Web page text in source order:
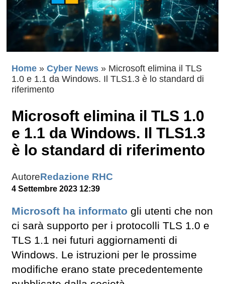
Home » Cyber News » Microsoft elimina il TLS
1.0 e 1.1 da Windows. Il TLS1.3 è lo standard di
riferimento
Microsoft elimina il TLS 1.0
e 1.1 da Windows. Il TLS1.3
è lo standard di riferimento
AutoreRedazione RHC
4 Settembre 2023 12:39
Microsoft ha informato gli utenti che non
ci sarà supporto per i protocolli TLS 1.0 e
TLS 1.1 nei futuri aggiornamenti di
Windows. Le istruzioni per le prossime
modifiche erano state precedentemente